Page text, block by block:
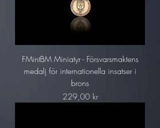
FMintBM Miniatyr - Försvarsmaktens
medalj för internationella insatser i
brons
Pris
229,00 kr